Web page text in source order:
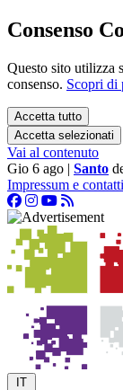
Consenso
Questo sito utilizza
consenso. Scopri di
Accetta tutto
Accetta selezionati
Vai al contenuto
Gio 6 ago | Santo
Impressum e contatti
IT